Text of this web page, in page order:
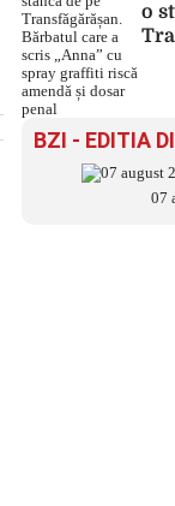
o
BZI - EDITIA
07